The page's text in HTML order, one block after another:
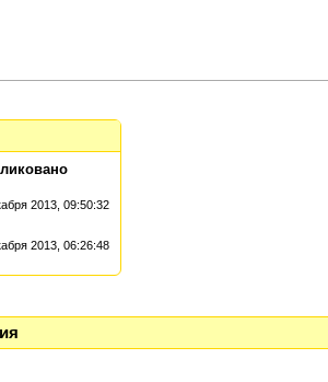
2013, 09:50:32
2013, 06:26:48